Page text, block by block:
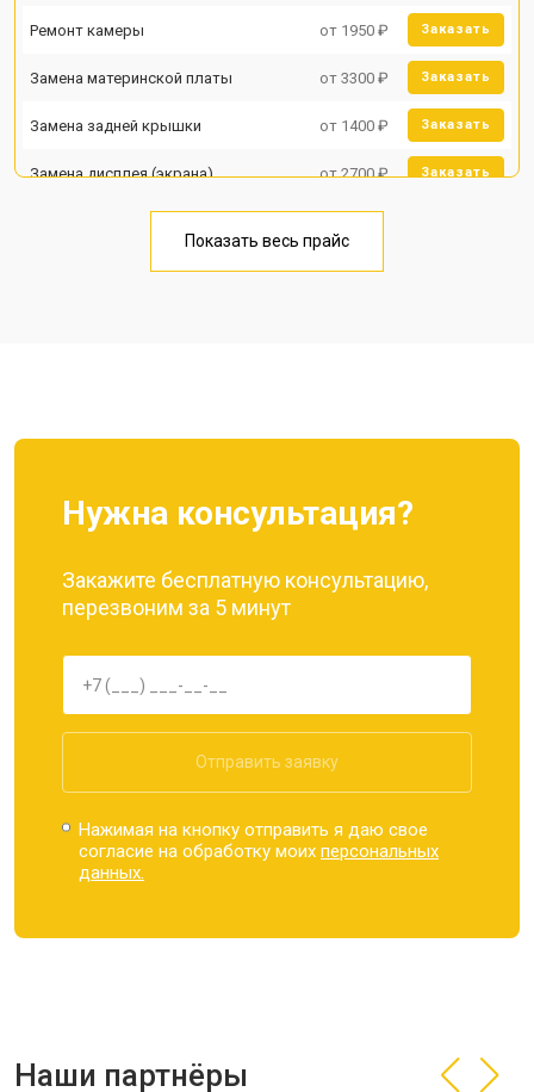
Ремонт камеры от 1950 ₽ Заказать
Замена материнской платы от 3300 ₽ Заказать
Замена задней крышки от 1400 ₽ Заказать
Замена дисплея (экрана) от 2700 ₽ Заказать
Замена кнопки включения от 1750 ₽
Показать весь прайс
Нужна консультация?
Закажите бесплатную консультацию,
перезвоним за 5 минут
Отправить заявку
Нажимая на кнопку отправить я даю свое
согласие на обработку моихперсональных
данных.
Наши партнёры